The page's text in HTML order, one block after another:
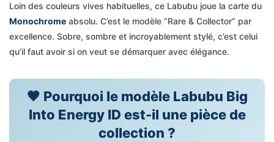
Loin des couleurs vives habituelles, ce Labubu joue la carte du
Monochrome absolu. C’est le modèle “Rare & Collector” par
excellence. Sobre, sombre et incroyablement stylé, c’est celui
qu’il faut avoir si on veut se démarquer avec élégance.
🖤 Pourquoi le modèle Labubu Big
Into Energy ID est-il une pièce de
collection ?